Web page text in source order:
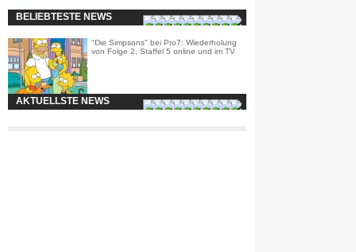
BELIEBTESTE NEWS
"Die Simpsons" bei Pro7: Wiederholung
von Folge 2, Staffel 5 online und im TV
AKTUELLSTE NEWS